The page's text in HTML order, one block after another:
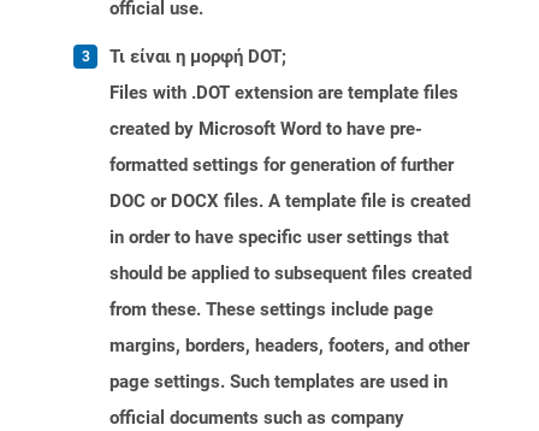
official use.
Τι είναι η μορφή DOT;
Files with .DOT extension are template files
created by Microsoft Word to have pre-
formatted settings for generation of further
DOC or DOCX files. A template file is created
in order to have specific user settings that
should be applied to subsequent files created
from these. These settings include page
margins, borders, headers, footers, and other
page settings. Such templates are used in
official documents such as company